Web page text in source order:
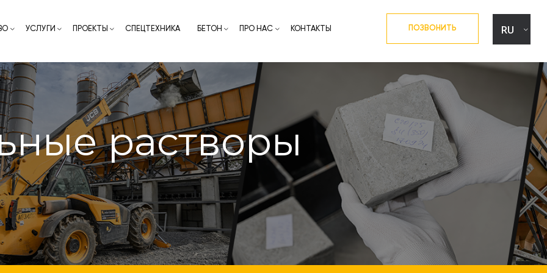
УСЛУГИ ПРОЕКТЫ СПЕЦТЕХНИКА БЕТОН ПРО НАС КОНТАКТЫ ПОЗВОНИТЬ
UA
RU
растворы